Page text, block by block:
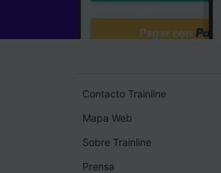
Contacto Trainline
Mapa Web
Sobre Trainline
Prensa